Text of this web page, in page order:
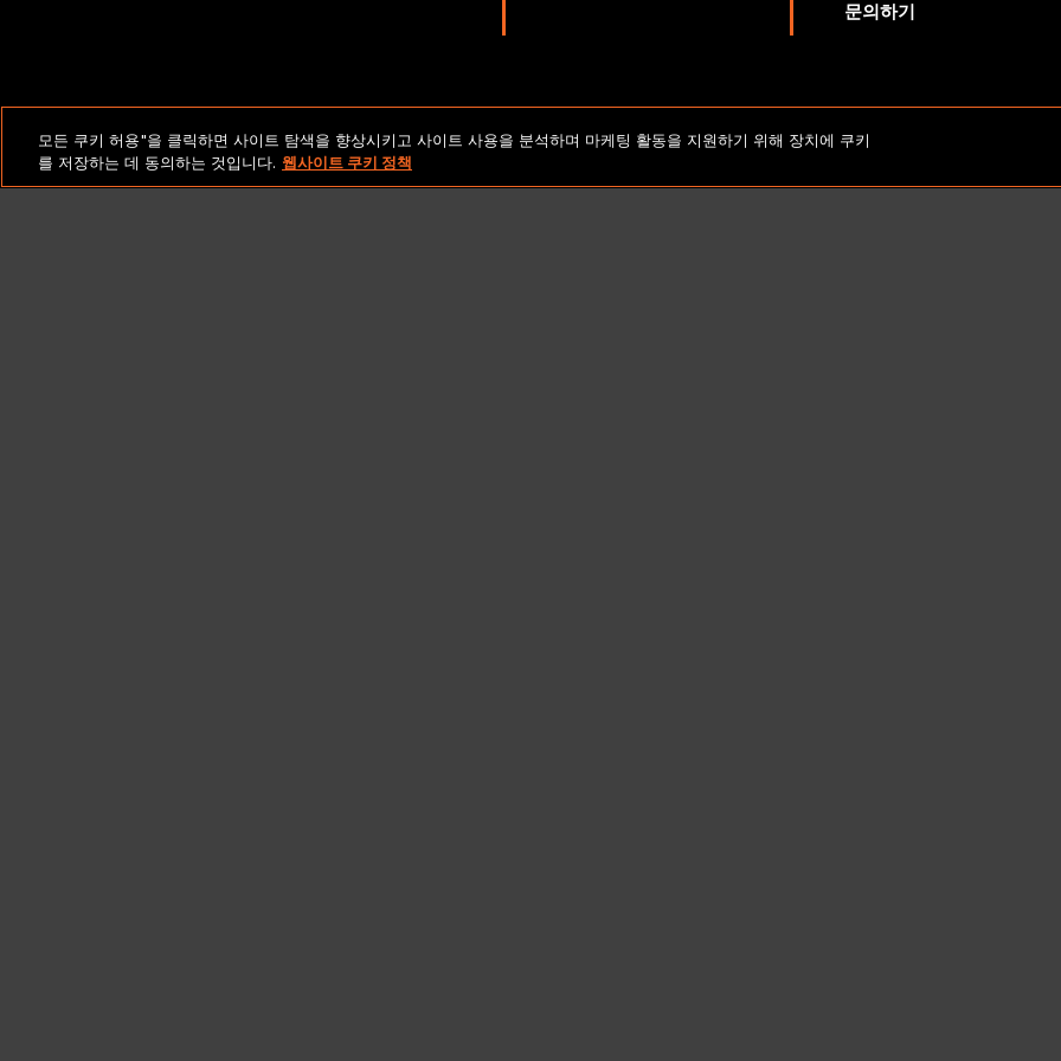
문의하기
법적 고지 및 정책 저작권 2026 Lionbridge Technologies, LLC. 모든 권리 보유.
모든 쿠키 허용"을 클릭하면 사이트 탐색을 향상시키고 사이트 사용을 분석하며 마케팅 활동을 지원하기 위해 장치에 쿠키
를 저장하는 데 동의하는 것입니다. 웹사이트 쿠키 정책